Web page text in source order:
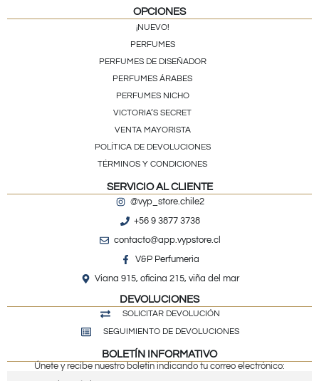
OPCIONES
¡NUEVO!
PERFUMES
PERFUMES DE DISEÑADOR
PERFUMES ÁRABES
PERFUMES NICHO
VICTORIA’S SECRET
VENTA MAYORISTA
POLÍTICA DE DEVOLUCIONES
TÉRMINOS Y CONDICIONES
SERVICIO AL CLIENTE
@vyp_store.chile2
+56 9 3877 3738
contacto@app.vypstore.cl
V&P Perfumeria
Viana 915, oficina 215, viña del mar
DEVOLUCIONES
SOLICITAR DEVOLUCIÓN
SEGUIMIENTO DE DEVOLUCIONES
BOLETÍN INFORMATIVO
Únete y recibe nuestro boletín indicando tu correo electrónico: